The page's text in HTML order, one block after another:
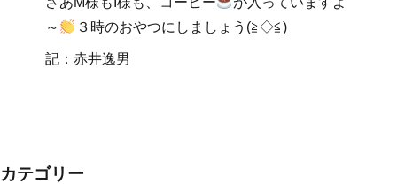
～
３時のおやつにしましょう(≧◇≦)
記：赤井逸男
カテゴリー